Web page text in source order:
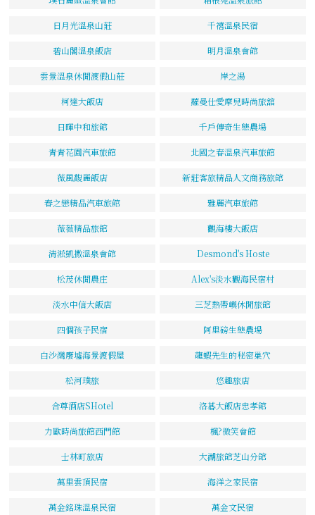
日月光溫泉山莊 千禧溫泉民宿
碧山閣溫泉飯店 明月溫泉會館
雲景溫泉休閒渡假山莊 岸之湯
柯達大飯店 蘿曼仕愛摩兒時尚旅舘
日暉中和旅館 千戶傳奇生態農場
青青花園汽車旅館 北國之春溫泉汽車旅館
薇風馥麗飯店 新莊客旅精品人文商務旅館
春之戀精品汽車旅館 雅麗汽車旅館
薇薇精品旅館 觀海樓大飯店
清淞凱撒溫泉會館 Desmond's Hoste
松茂休閒農庄 Alex's淡水觀海民宿村
淡水中信大飯店 三芝熱帶嶼休閒旅館
四個孩子民宿 阿里磅生態農場
白沙灣廢墟海景渡假屋 龍蝦先生的秘密巢穴
松河璞旅 悠趣旅店
合尊酒店SHotel 洛碁大飯店忠孝館
力歐時尚旅館西門館 楓?微笑會館
士林町旅店 大湖旅館芝山分館
萬里雲頂民宿 海洋之家民宿
萬金銘珠溫泉民宿 萬金文民宿